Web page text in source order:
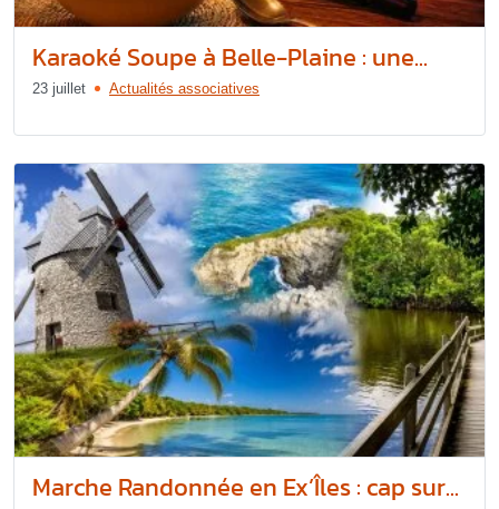
Karaoké Soupe à Belle-Plaine : une...
23 juillet Actualités associatives
Marche Randonnée en Ex’Îles : cap sur...